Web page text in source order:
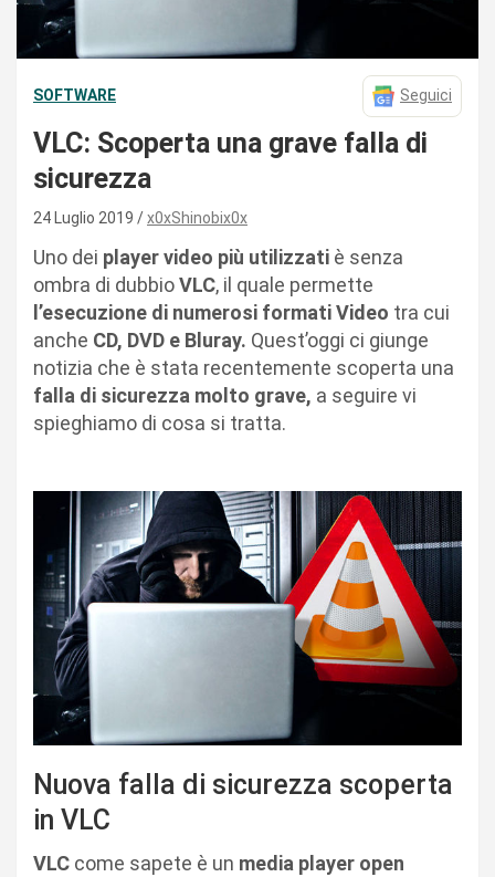
SOFTWARE Seguici
VLC: Scoperta una grave falla di
sicurezza
24 Luglio 2019 x0xShinobix0x
Uno dei player video più utilizzati è senza
ombra di dubbioVLC, il quale permette
l’esecuzione di numerosi formati Video tra cui
anche CD, DVD e Bluray. Quest’oggi ci giunge
notizia che è stata recentemente scoperta una
falla di sicurezza molto grave, a seguire vi
spieghiamo di cosa si tratta.
Nuova falla di sicurezza scoperta
in VLC
VLC come sapete è un media player open